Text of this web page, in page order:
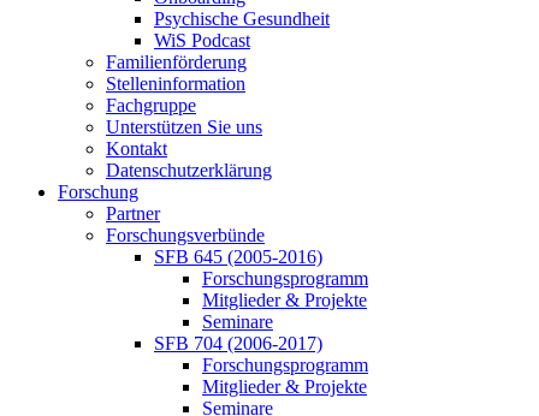
Psychische Gesundheit
WiS Podcast
Familienförderung
Stelleninformation
Fachgruppe
Unterstützen Sie uns
Kontakt
Datenschutzerklärung
Forschung
Partner
Forschungsverbünde
SFB 645 (2005-2016)
Forschungsprogramm
Mitglieder & Projekte
Seminare
SFB 704 (2006-2017)
Forschungsprogramm
Mitglieder & Projekte
Seminare